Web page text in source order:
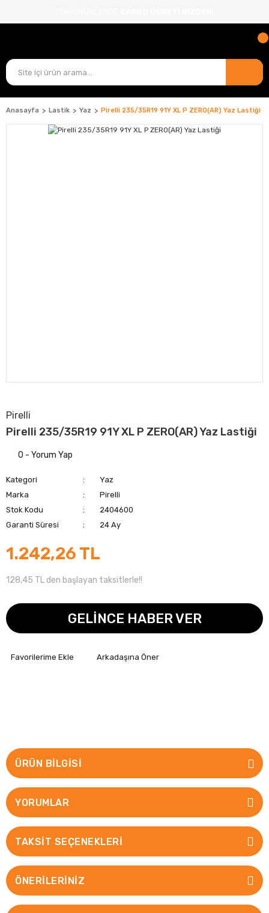
Anasayfa Lastik Yaz Pirelli 235/35R19 91Y XL P ZERO(AR) Yaz Lastiği
Pirelli
Pirelli 235/35R19 91Y XL P ZERO(AR) Yaz Lastiği
0 - Yorum Yap
Kategori
Yaz
Marka
Pirelli
Stok Kodu
2404600
Garanti Süresi
24 Ay
1.242,26 TL
128,45 TL den başlayan taksitlerle!!
GELİNCE HABER VER
Arkadaşına Öner
ÜRÜN BILGISI
YORUMLAR
TAKSIT SEÇENEKLERI
ÖNERILERINIZ